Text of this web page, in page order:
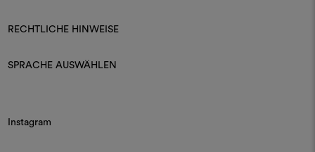
RECHTLICHE HINWEISE
SPRACHE AUSWÄHLEN
Instagram